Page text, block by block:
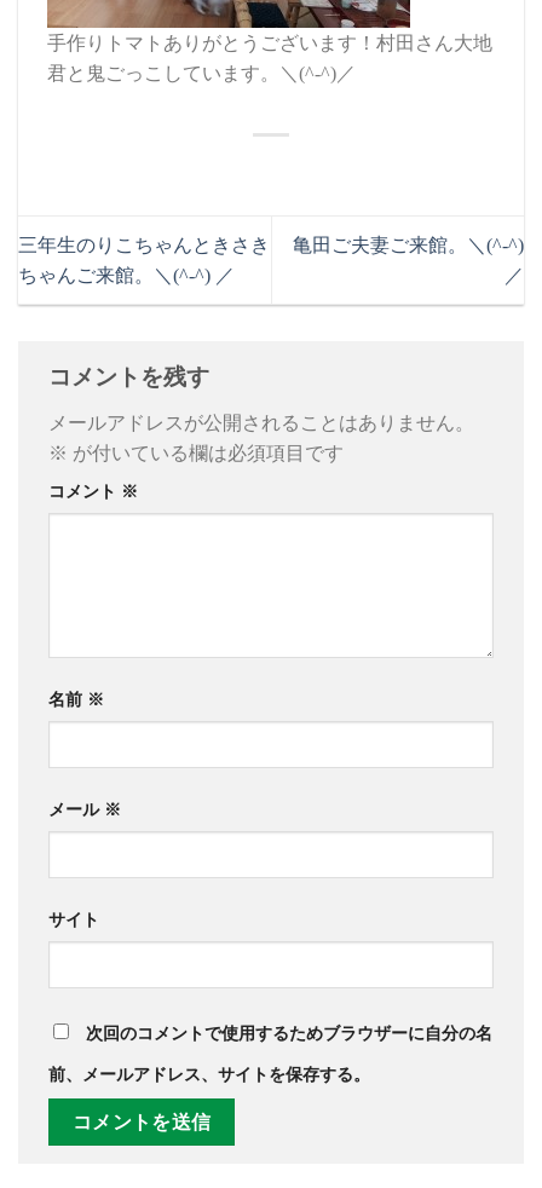
手作りトマトありがとうございます！村田さん大地
君と鬼ごっこしています。＼(^-^)／
三年生のりこちゃんときさき
ちゃんご来館。＼(^-^) ／
亀田ご夫妻ご来館。＼(^-^)
／
コメントを残す
メールアドレスが公開されることはありません。
※ が付いている欄は必須項目です
コメント ※
名前 ※
メール ※
サイト
次回のコメントで使用するためブラウザーに自分の名
前、メールアドレス、サイトを保存する。